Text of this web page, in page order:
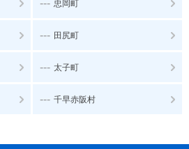
--- 忠岡町
--- 田尻町
--- 太子町
--- 千早赤阪村